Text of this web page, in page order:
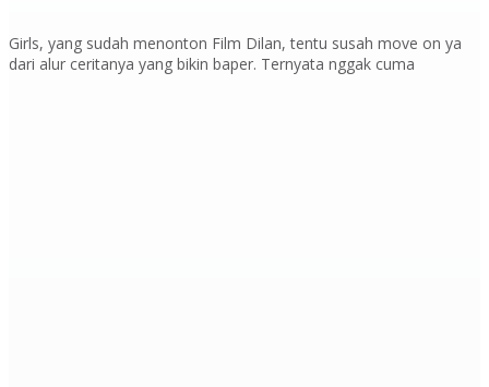
Girls, yang sudah menonton Film Dilan, tentu susah move on ya
dari alur ceritanya yang bikin baper. Ternyata nggak cuma